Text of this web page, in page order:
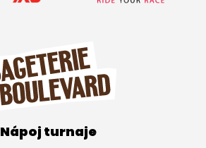
Nápoj turnaje